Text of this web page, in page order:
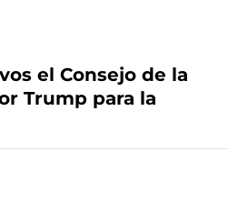
el Consejo de la
Trump para la